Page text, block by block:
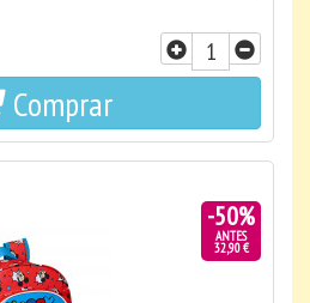
Comprar
-50%
ANTES
32,90 €